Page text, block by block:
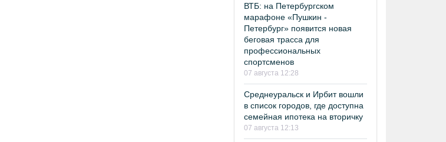
ВТБ: на Петербургском
марафоне «Пушкин -
Петербург» появится новая
беговая трасса для
профессиональных
спортсменов
07 августа 12:28
Среднеуральск и Ирбит вошли
в список городов, где доступна
семейная ипотека на вторичку
07 августа 12:13